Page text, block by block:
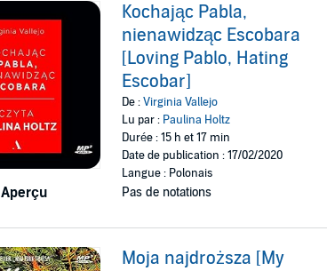
Aperçu
Kochając Pabla,
nienawidząc Escobara
[Loving Pablo, Hating
Escobar]
De :Virginia Vallejo
Lu par : Paulina Holtz
Durée : 15 h et 17 min
Date de publication : 17/02/2020
Langue : Polonais
Pas de notations
Moja najdroższa [My